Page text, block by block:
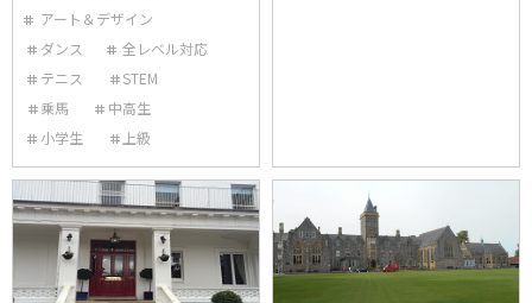
アート＆デザイン
ダンス
全レベル対応
テニス
STEM
乗馬
中高生
小学生
上級